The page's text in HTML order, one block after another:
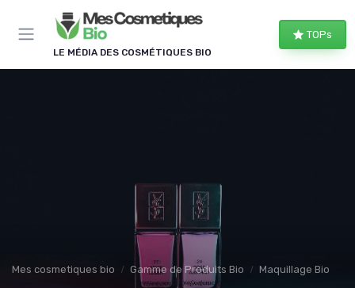
LE MÉDIA DES COSMÉTIQUES BIO
TOPs
Mes cosmetiques bio Gamme de Produits Bio Maquillage Bio
Panneau de gestion des cookies